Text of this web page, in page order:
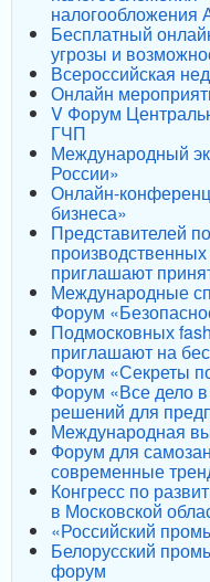
налогообложения
Бесплатный
угрозы и
Всероссийская
Онлайн
V Форум
ГЧП
Международный
России»
Онлайн-
бизнеса»
Представителей
приглашают
Международные
Форум
Подмосковных
приглашают на
Форум «Секреты
Форум «Все дело
решений для
Международная
Форум для
современные
Конгресс по
в Московской
«Российский
Белорусский
форум